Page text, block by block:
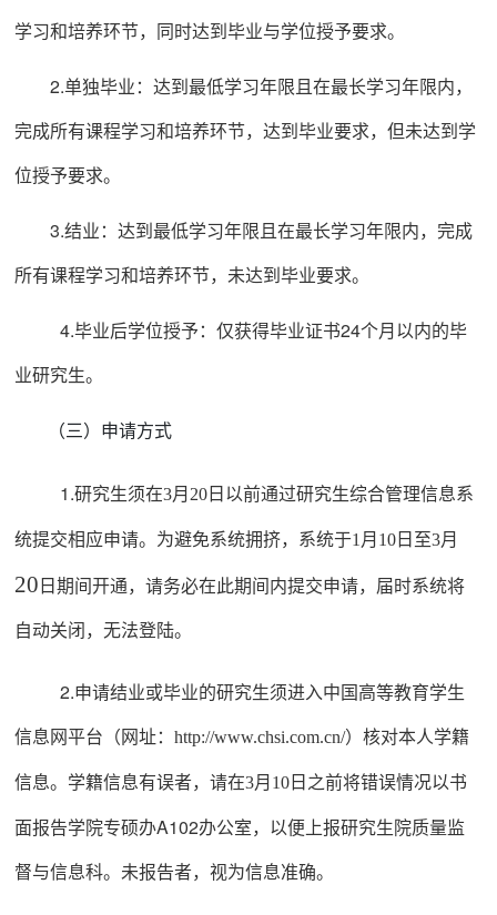
学习和培养环节，同时达到毕业与学位授予要求。
2.单独毕业：达到最低学习年限且在最长学习年限内，
完成所有课程学习和培养环节，达到毕业要求，但未达到学
位授予要求。
3.结业：达到最低学习年限且在最长学习年限内，完成
所有课程学习和培养环节，未达到毕业要求。
4.毕业后学位授予：仅获得毕业证书24个月以内的毕
业研究生。
（三） 申请方式
1.研究生须在3月20日以前通过研究生综合管理信息系
统提交相应申请。 为避免系统拥挤，系统于1 月10日至3月
20日期间开通，请务必在此期间内提交申请，届时系统将
自动关闭，无法登陆。
2.申请结业或毕业的研究生须进入中国高等教育学生
信息网平台（网址：http://www.chsi.com.cn/）核对本人学籍
信息。学籍信息有误者，请在3月10日之前将错误情况以书
面报告学院专硕办A102办公室，以便上报研究生院质量监
督与信息科。未报告者，视为信息准确。